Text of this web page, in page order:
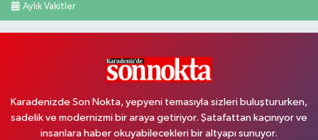
Aylık Vakitler
Karadenizde Son Nokta, yepyeni temasıyla sizleri buluştururken,
sadelik ve modernizmi bir araya getiriyor. Şatafattan kaçınıyor ve
insanlara haber okuyabilecekleri bir altyapı sunuyor.